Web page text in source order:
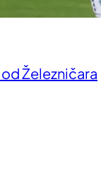
Železničara